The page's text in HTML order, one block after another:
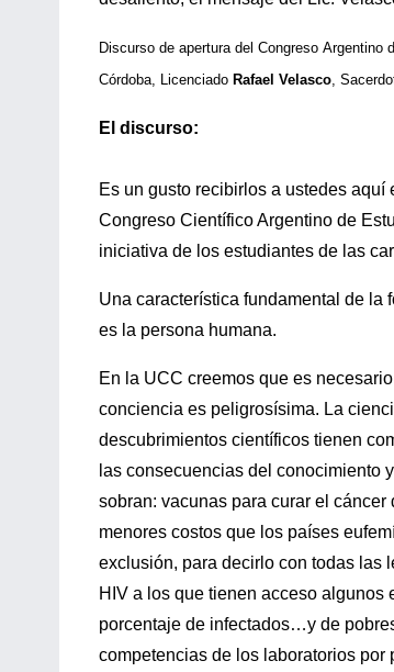
Discurso de apertura del Congreso
Córdoba, Licenciado Rafael Velasco ,
El discurso:
Es un gusto recibirlos a ustedes
Congreso Científico Argentino de
iniciativa de los estudiantes de las
Una característica fundamental de la
es la persona humana.
En la UCC creemos que es
conciencia es peligrosísima. La
descubrimientos científicos tienen
las consecuencias del conocimiento
sobran: vacunas para curar el
menores costos que los países
exclusión, para decirlo con todas las
HIV a los que tienen acceso algunos
porcentaje de infectados…y de
competencias de los laboratorios